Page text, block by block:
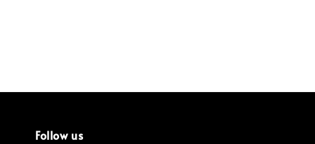
Follow us